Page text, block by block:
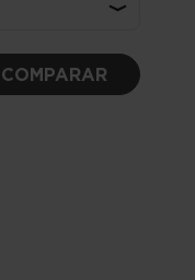
COMPARAR